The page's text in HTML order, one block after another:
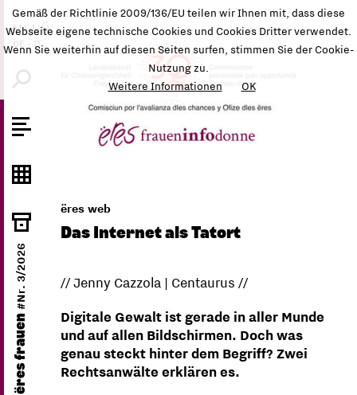
MENÜ
DE - IT
ëres frauen
#Nr. 3/2026
ëres web
Das Internet als Tatort
// Jenny Cazzola | Centaurus //
Digitale Gewalt ist gerade in aller Munde
und auf allen Bildschirmen. Doch was
genau steckt hinter dem Begriff? Zwei
Rechtsanwälte erklären es.
Gemäß der Richtlinie 2009/136/EU teilen wir Ihnen mit, dass diese
Webseite eigene technische Cookies und Cookies Dritter verwendet.
Wenn Sie weiterhin auf diesen Seiten surfen, stimmen Sie der Cookie-
Nutzung zu.
Weitere Informationen
OK